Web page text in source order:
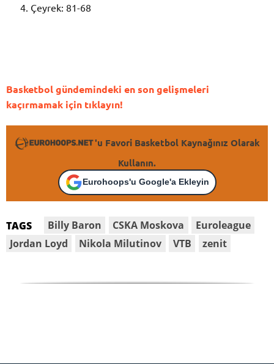
Çeyrek: 81-68
Basketbol gündemindeki en son gelişmeleri
kaçırmamak için tıklayın!
'u Favori Basketbol Kaynağınız Olarak
Kullanın.
Eurohoops'u Google'a Ekleyin
TAGS Billy Baron CSKA Moskova
Euroleague
Jordan Loyd
Nikola Milutinov VTB zenit